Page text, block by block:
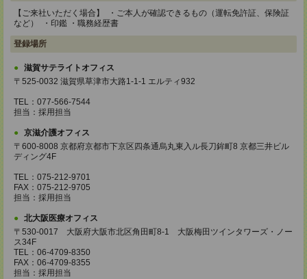
【ご来社いただく場合】 ・ご本人が確認できるもの（運転免許証、保険証
など） ・印鑑 ・職務経歴書
登録場所
滋賀サテライトオフィス
〒525-0032 滋賀県草津市大路1-1-1 エルティ932
TEL：077-566-7544
担当：採用担当
京滋介護オフィス
〒600-8008 京都府京都市下京区四条通烏丸東入ル長刀鉾町8 京都三井ビル
ディング4F
TEL：075-212-9701
FAX：075-212-9705
担当：採用担当
北大阪医療オフィス
〒530-0017 大阪府大阪市北区角田町8-1 大阪梅田ツインタワーズ・ノー
ス34F
TEL：06-4709-8350
FAX：06-4709-8355
担当：採用担当